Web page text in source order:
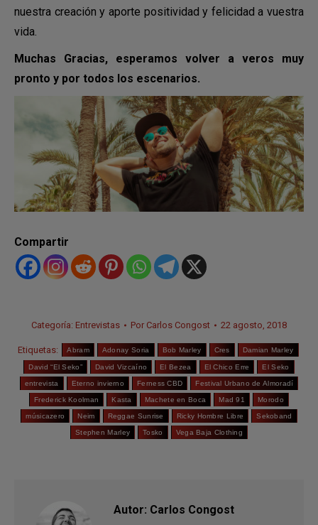
nuestra creación y aporte positividad y felicidad a vuestra
vida.
Muchas Gracias, esperamos volver a veros muy
pronto y por todos los escenarios.
Compartir
Categoría: Entrevistas Por Carlos Congost 22 agosto, 2018
Etiquetas: Abram Adonay Soria Bob Marley Cres Damian Marley
David “El Seko” David Vizcaíno El Bezea El Chico Erre El Seko
entrevista Eterno invierno Ferness CBD Festival Urbano de Almoradí
Frederick Koolman Kasta Machete en Boca Mad 91 Morodo
músicazero Neim Reggae Sunrise Ricky Hombre Libre Sekoband
Stephen Marley Tosko Vega Baja Clothing
Autor: Carlos Congost